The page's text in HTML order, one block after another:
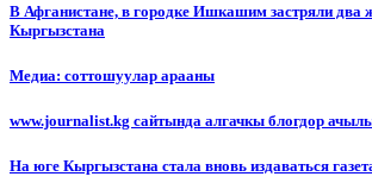
В Афганистане, в городке Ишкашим застряли два
Кыргызстана
Медиа: соттошуулар арааны
www.journalist.kg сайтында алгачкы блогдор
На юге Кыргызстана стала вновь издаваться